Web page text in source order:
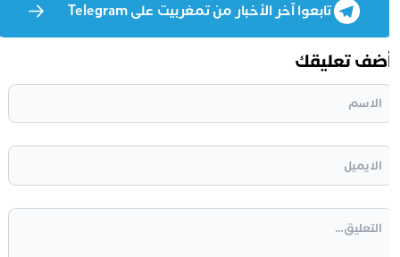
تابعوا آخر الأخبار من تمغربيت على Telegram
تعليقك